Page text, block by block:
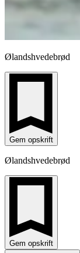
Ølandshvedebrød
Gem opskrift
Ølandshvedebrød
Gem opskrift